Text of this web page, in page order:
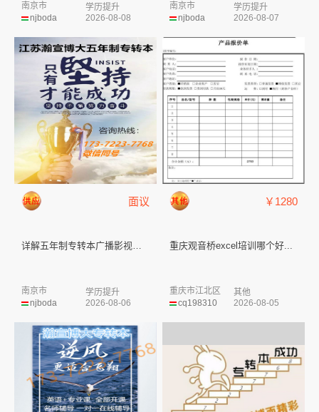
njboda
南京市
学历提升
2026-08-08
njboda
南京市
学历提升
2026-08-07
面议
详解五年制专转本广播影视类择校...
njboda
南京市
学历提升
2026-08-06
￥1280
重庆观音桥excel培训哪个好...
cq198310
重庆市江北区
其他
2026-08-05